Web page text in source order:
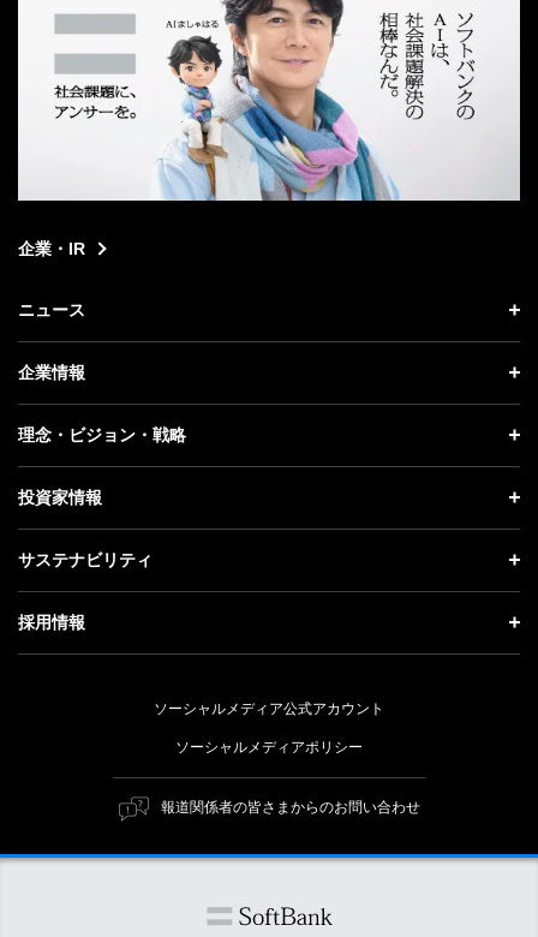
企業・IR
ニュース
ニュース トップ
プレスリリース
更新情報
記者説明会
企業情報
企業情報 トップ
社長メッセージ
事業紹介
ガバナンス
理念・ビジョン・戦略
理念・ビジョン・戦略 トップ
成長戦略「Activate AI for Society」
人材戦略
投資家情報
投資家情報 トップ
経営方針
個人投資家の皆さまへ
株式と社債について
サステナビリティ
サステナビリティ トップ
トップメッセージ
ESG方針・体制
マテリアリティ（重要課題）
ESGの主な取り組み
採用情報
障がい者採用
ソーシャルメディア公式アカウント
ソーシャルメディアポリシー
報道関係者の皆さまからのお問い合わせ